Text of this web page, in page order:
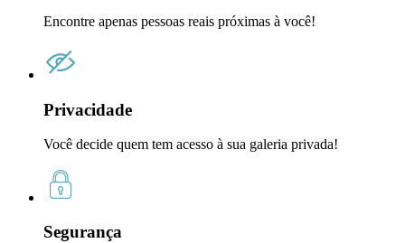
Encontre apenas pessoas reais próximas à você!
Privacidade
Você decide quem tem acesso à sua galeria privada!
Segurança